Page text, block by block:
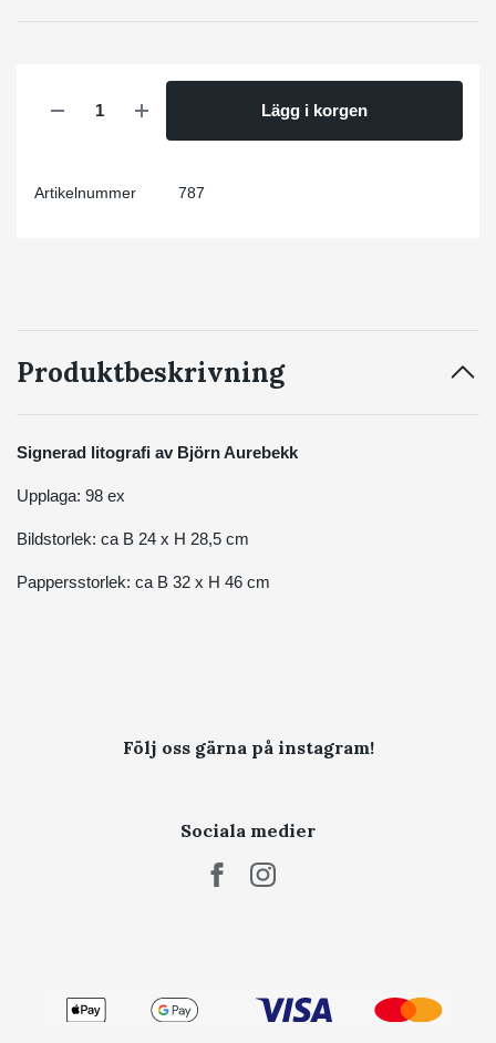
Lägg i korgen
Artikelnummer 787
Produktbeskrivning
Signerad litografi av Björn Aurebekk
Upplaga: 98 ex
Bildstorlek: ca B 24 x H 28,5 cm
Pappersstorlek: ca B 32 x H 46 cm
Följ oss gärna på instagram!
Sociala medier